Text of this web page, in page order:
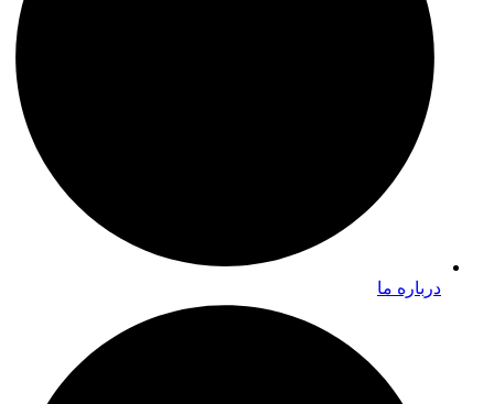
درباره ما